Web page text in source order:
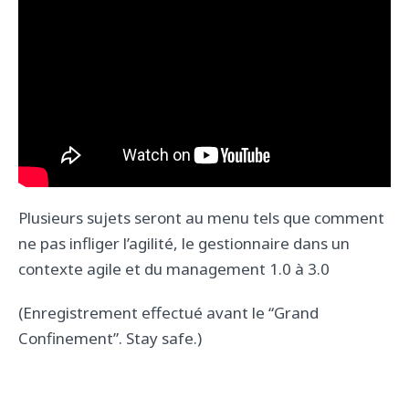
Plusieurs sujets seront au menu tels que comment
ne pas infliger l’agilité, le gestionnaire dans un
contexte agile et du management 1.0 à 3.0
(Enregistrement effectué avant le “Grand
Confinement”. Stay safe.)